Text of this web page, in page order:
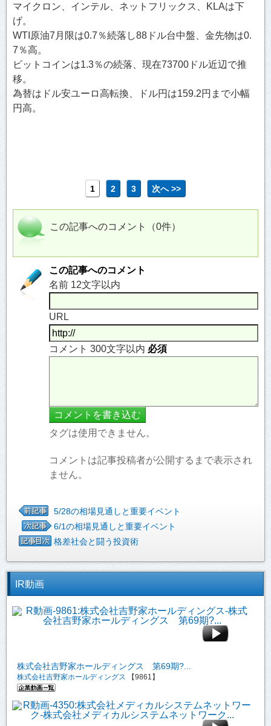
マイクロン、インテル、ネットフリックス、KLAは下
げ。
WTI原油7月限は0.7％続落し88ドル台中盤、金先物は0.
7％高。
ビットコインは1.3％の続落、現在73700ドル近辺で推
移。
為替はドル安ユーロ高転換、ドル円は159.2円まで小幅
円高。
1 2 3 次へ >>
この記事へのコメント（0件）
この記事へのコメント
名前 12文字以内
URL
コメント 300文字以内 必須
タグは使用できません。
コメントは記事投稿者が公開するまで表示され
ません。
5/28の相場見通しと重要イベント
6/1の相場見通しと重要イベント
格差社会と闘う投資術
IR動画
株式会社吉野家ホールディングス 第69期?...
株式会社吉野家ホールディングス 【9861】